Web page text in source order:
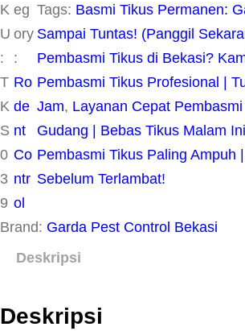
K
U
:
T
K
S
0
3
9
eg
ory
:
Ro
de
nt
Co
ntr
ol
Tags: Basmi Tikus Permanen:
Sampai Tuntas! (Panggil
Pembasmi Tikus di Bekasi?
Pembasmi Tikus Profesional |
Jam, Layanan Cepat
Gudang | Bebas Tikus Malam
Pembasmi Tikus Paling Ampuh
Sebelum Terlambat!
Brand: Garda Pest Control Bekasi
Deskripsi
Deskripsi